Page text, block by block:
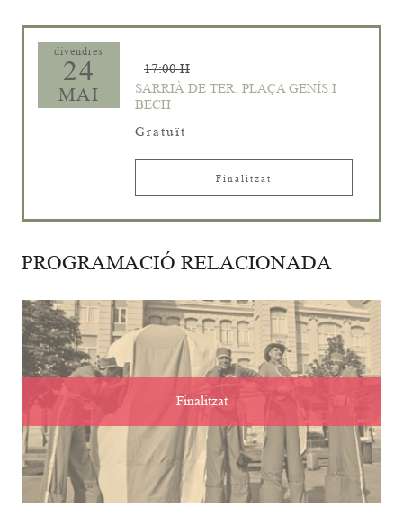
divendres
24
MAI
17:00 H
SARRIÀ DE TER. PLAÇA GENÍS I
BECH
Gratuït
Finalitzat
PROGRAMACIÓ RELACIONADA
Finalitzat